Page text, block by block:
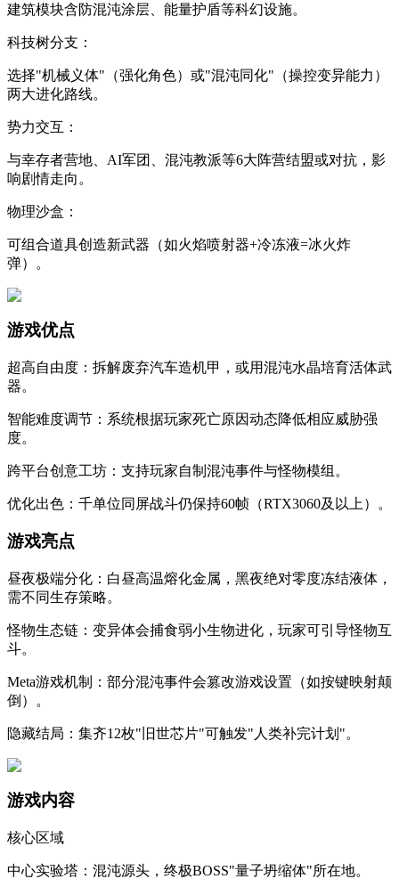
建筑模块含防混沌涂层、能量护盾等科幻设施。
​​科技树分支​​：
选择"机械义体"（强化角色）或"混沌同化"（操控变异能力）
两大进化路线。
​​势力交互​​：
与幸存者营地、AI军团、混沌教派等6大阵营结盟或对抗，影
响剧情走向。
​​物理沙盒​​：
可组合道具创造新武器（如火焰喷射器+冷冻液=冰火炸
弹）。
​​游戏优点​​
​​超高自由度​​：拆解废弃汽车造机甲，或用混沌水晶培育活体武
器。
​​智能难度调节​​：系统根据玩家死亡原因动态降低相应威胁强
度。
​​跨平台创意工坊​​：支持玩家自制混沌事件与怪物模组。
​​优化出色​​：千单位同屏战斗仍保持60帧（RTX3060及以上）。
​​游戏亮点​​
​​昼夜极端分化​​：白昼高温熔化金属，黑夜绝对零度冻结液体，
需不同生存策略。
​​怪物生态链​​：变异体会捕食弱小生物进化，玩家可引导怪物互
斗。
​​Meta游戏机制​​：部分混沌事件会篡改游戏设置（如按键映射颠
倒）。
​​隐藏结局​​：集齐12枚"旧世芯片"可触发"人类补完计划"。
​​游戏内容​​
​​核心区域​​
​​中心实验塔​​：混沌源头，终极BOSS"量子坍缩体"所在地。